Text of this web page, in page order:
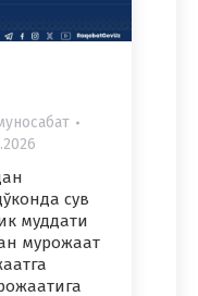
сув
муддати
мурожаат